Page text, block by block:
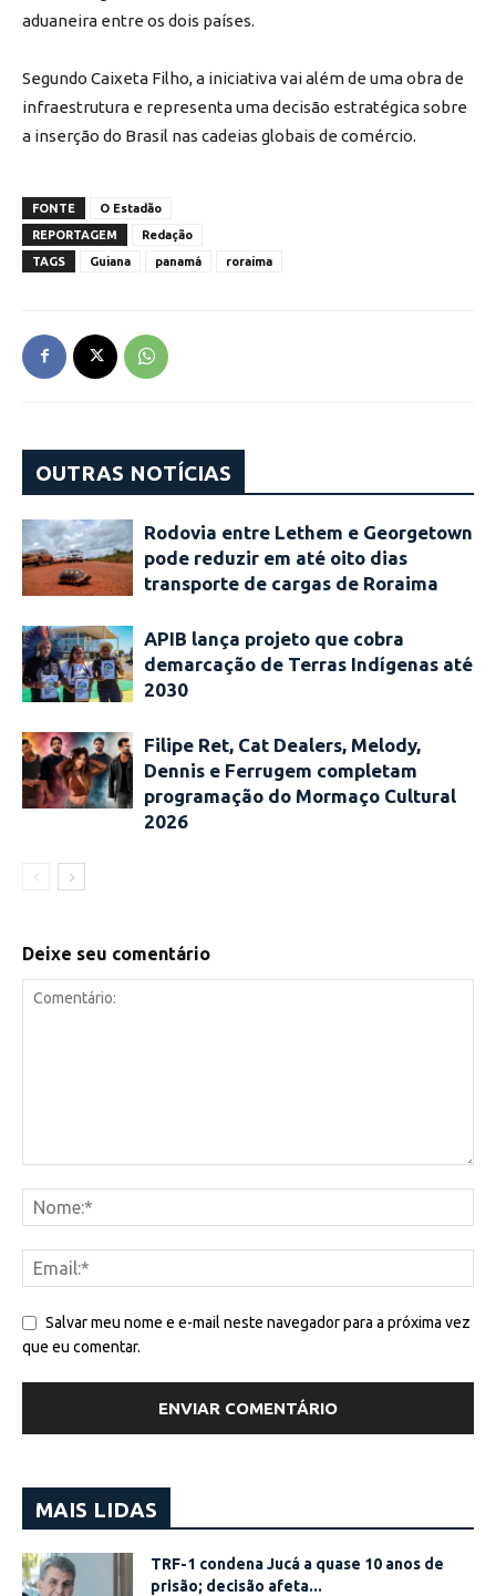
aduaneira entre os dois países.
Segundo Caixeta Filho, a iniciativa vai além de uma obra de
infraestrutura e representa uma decisão estratégica sobre
a inserção do Brasil nas cadeias globais de comércio.
FONTE
O Estadão
REPORTAGEM
Redação
TAGS
Guiana panamá roraima
OUTRAS NOTÍCIAS
Rodovia entre Lethem e Georgetown
pode reduzir em até oito dias
transporte de cargas de Roraima
APIB lança projeto que cobra
demarcação de Terras Indígenas até
2030
Filipe Ret, Cat Dealers, Melody,
Dennis e Ferrugem completam
programação do Mormaço Cultural
2026
Deixe seu comentário
Salvar meu nome e e-mail neste navegador para a próxima vez
que eu comentar.
MAIS LIDAS
TRF-1 condena Jucá a quase 10 anos de
prisão; decisão afeta...